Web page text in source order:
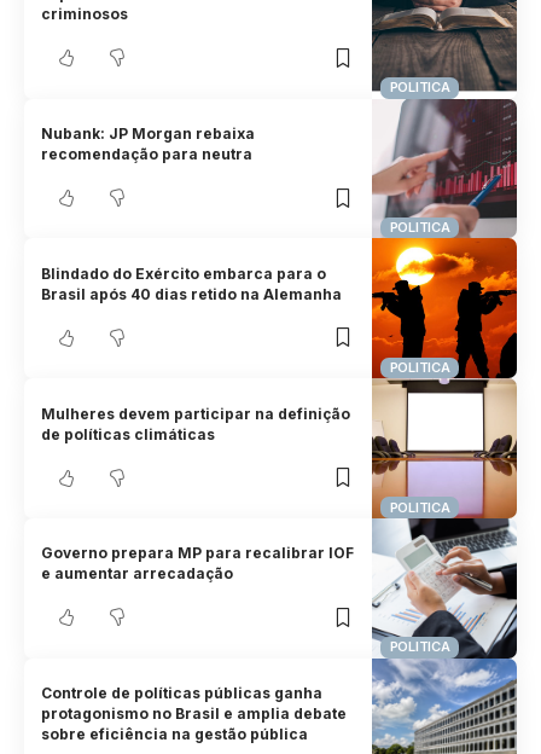
POLITICA
criminosos
POLITICA
Nubank: JP Morgan rebaixa
recomendação para neutra
POLITICA
Blindado do Exército embarca para o
Brasil após 40 dias retido na Alemanha
POLITICA
Mulheres devem participar na definição
de políticas climáticas
POLITICA
Governo prepara MP para recalibrar IOF
e aumentar arrecadação
Controle de políticas públicas ganha
protagonismo no Brasil e amplia debate
sobre eficiência na gestão pública